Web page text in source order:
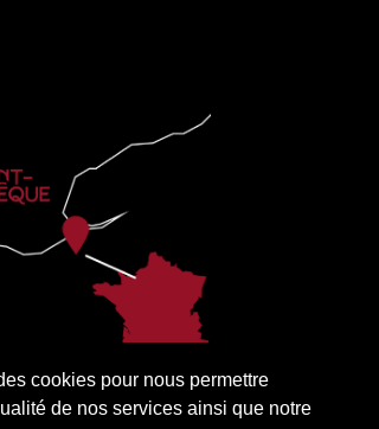
cookies pour nous permettre
de nos services ainsi que notre